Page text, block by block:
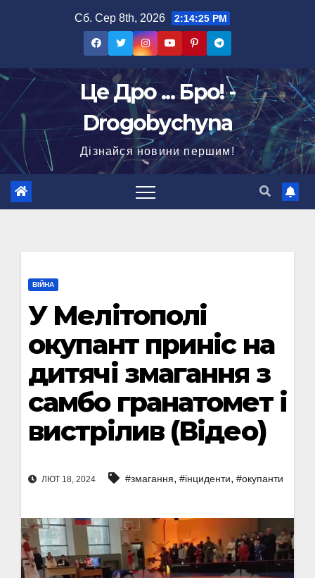
Сб. Сер 8th, 2026 2:14:26 PM
Це Дро ... Бро! -
Drogobychyna
Дізнайся новини першим!
ВІЙНА
У Мелітополі
окупант приніс на
дитячі змагання з
самбо гранатомет і
вистрілив (Відео)
ЛЮТ 18, 2024 #змагання, #інциденти, #окупанти